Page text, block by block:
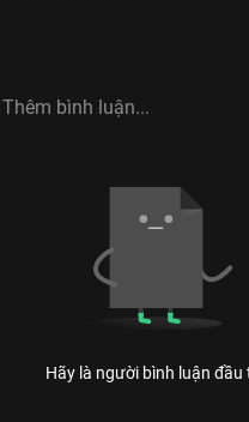
Hãy là người bình luận đầu